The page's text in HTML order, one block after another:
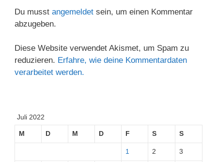
Du musst angemeldet sein, um einen Kommentar
abzugeben.
Diese Website verwendet Akismet, um Spam zu
reduzieren. Erfahre, wie deine Kommentardaten
verarbeitet werden.
Juli 2022
M D M D F S S
1 2 3